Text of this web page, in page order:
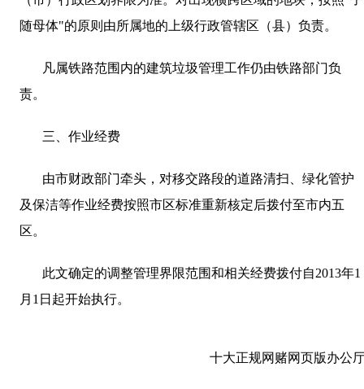
随母体"的原则由所属地的上级行政管辖区（县）负责。
凡属铁路范围内的建筑垃圾管理工作仍由铁路部门负
责。
三、作业经费
由市财政部门牵头，对移交路段的道路清扫、绿化管护
及保洁等作业经费按照市区标准重新核定后拨付至市内五
区。
此文确定的调整管理界限范围和相关经费拨付自2013年1
月 1 日起开始执行。
十大正规网赌网页版办公